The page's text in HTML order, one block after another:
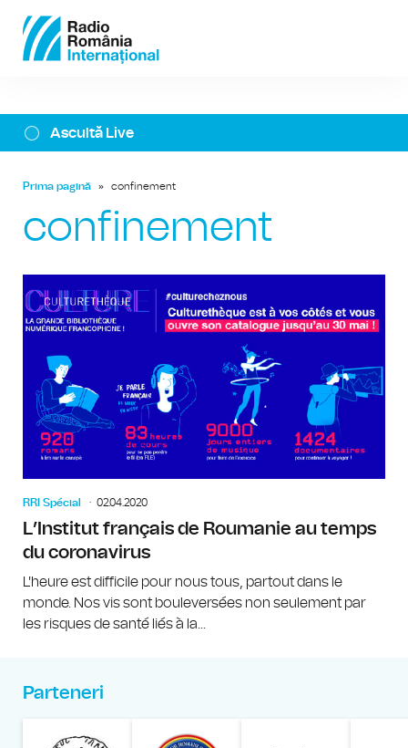
Ascultă Live
Prima pagină » confinement
confinement
RRI Spécial 02.04.2020
L’Institut français de Roumanie au temps
du coronavirus
L'heure est difficile pour nous tous, partout dans le
monde. Nos vis sont bouleversées non seulement par
les risques de santé liés à la...
Parteneri